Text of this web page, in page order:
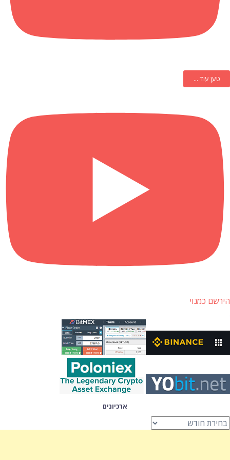
טען עוד ...
הירשם כמנוי
ארכיונים
ארכיונים